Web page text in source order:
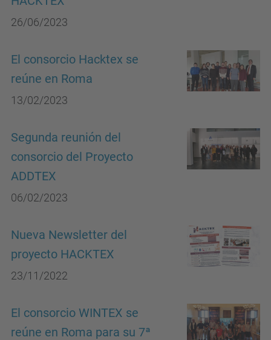
26/06/2023
El consorcio Hacktex se
reúne en Roma
13/02/2023
Segunda reunión del
consorcio del Proyecto
ADDTEX
06/02/2023
Nueva Newsletter del
proyecto HACKTEX
23/11/2022
El consorcio WINTEX se
reúne en Roma para su 7ª